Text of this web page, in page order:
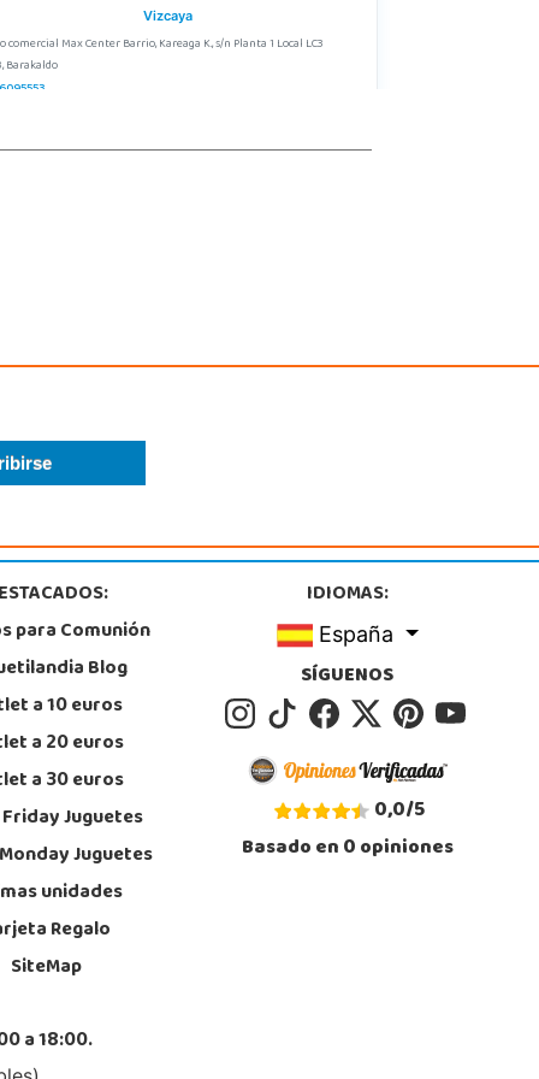
Vizcaya
comercial Max Center Barrio, Kareaga K., s/n Planta 1 Local LC3
Barakaldo
POCAS UNIDADES
Juguetilandia Huelva
Huelva
Tienda
Juguetilandia Lugo
Termas, Av. Infanta Elena 213, Antiguo Muelle Eroski
257 294
Tienda
POCAS UNIDADES
Churra
385 962
para Comunión
Blog
a 10 euros
a 20 euros
a 30 euros
Juguetes
Juguetes
unidades
Regalo
SiteMap
IDIOMAS:
España
SÍGUENOS
0,0/5
Basado en0opiniones
a 18:00.